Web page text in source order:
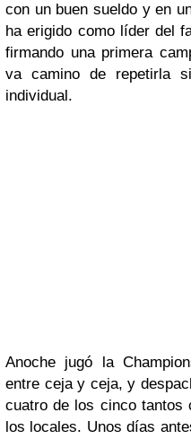
con un buen sueldo y en
ha erigido como líder del
firmando una primera
va camino de repetirla
individual.
Anoche jugó la
entre ceja y ceja, y
cuatro de los cinco tantos
los locales. Unos días